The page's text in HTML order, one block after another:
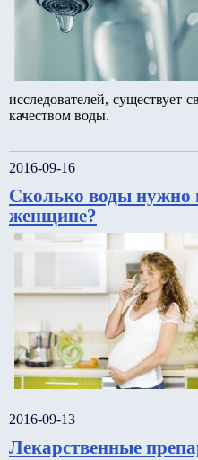
исследователей, существует
качеством воды.
2016-09-16
Сколько воды нужно
женщине?
2016-09-13
Лекарственные